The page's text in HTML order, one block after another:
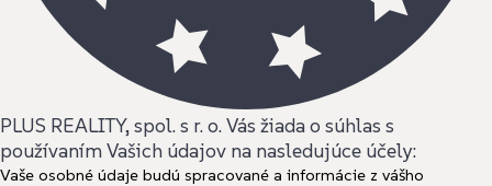
PLUS REALITY, spol. s r. o. Vás žiada o súhlas s
používaním Vašich údajov na nasledujúce účely:
Vaše osobné údaje budú spracované a informácie z vášho